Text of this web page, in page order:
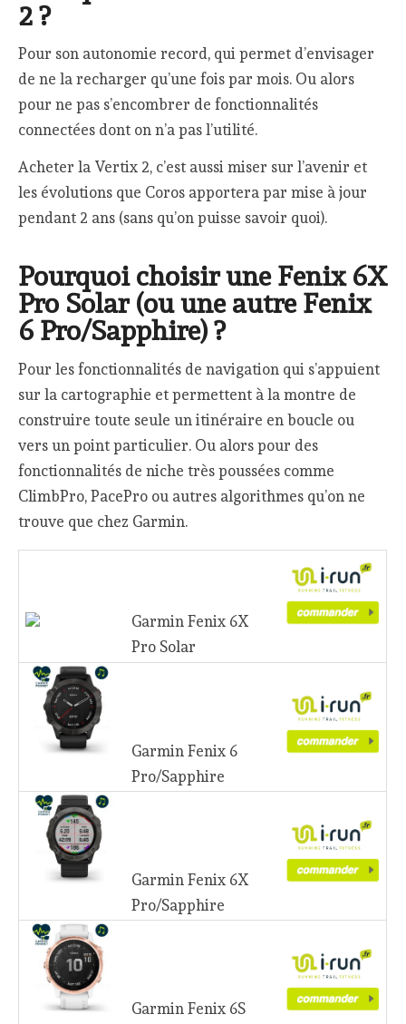
2 ?
Pour son autonomie record, qui permet d’envisager
de ne la recharger qu’une fois par mois. Ou alors
pour ne pas s’encombrer de fonctionnalités
connectées dont on n’a pas l’utilité.
Acheter la Vertix 2, c’est aussi miser sur l’avenir et
les évolutions que Coros apportera par mise à jour
pendant 2 ans (sans qu’on puisse savoir quoi).
Pourquoi choisir une Fenix 6X
Pro Solar (ou une autre Fenix
6 Pro/Sapphire) ?
Pour les fonctionnalités de navigation qui s’appuient
sur la cartographie et permettent à la montre de
construire toute seule un itinéraire en boucle ou
vers un point particulier. Ou alors pour des
fonctionnalités de niche très poussées comme
ClimbPro, PacePro ou autres algorithmes qu’on ne
trouve que chez Garmin.
Garmin Fenix 6X
Pro Solar
Garmin Fenix 6
Pro/Sapphire
Garmin Fenix 6X
Pro/Sapphire
Garmin Fenix 6S